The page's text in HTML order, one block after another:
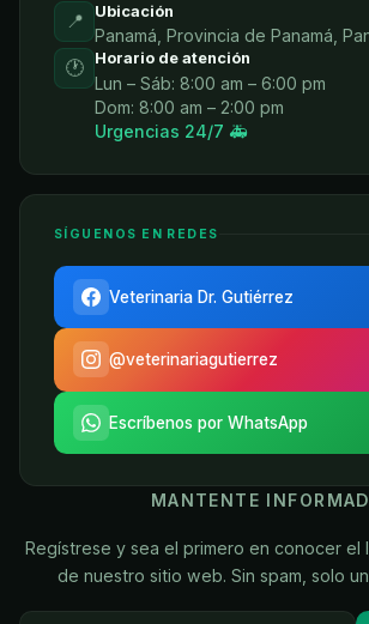
📍 Ubicación
Panamá, Provincia de Panamá,
🕐 Horario de atención
Lun – Sáb: 8:00 am – 6:00 pm
Dom: 8:00 am – 2:00 pm
Urgencias 24/7 🚑
SÍGUENOS EN REDES
Veterinaria Dr. Gutiérrez
@veterinariagutierrez
Escríbenos por WhatsApp
MANTENTE
Regístrese y sea el primero en conocer el
de nuestro sitio web. Sin spam, solo